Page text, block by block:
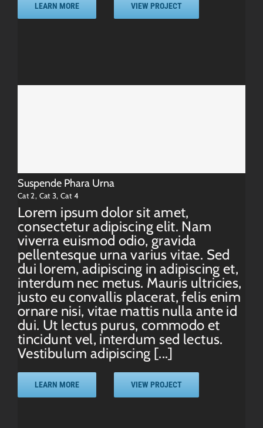
LEARN MORE VIEW PROJECT
Suspende Phara Urna
Cat 2, Cat 3,Cat 4
Lorem ipsum dolor sit amet,
consectetur adipiscing elit. Nam
viverra euismod odio, gravida
pellentesque urna varius vitae. Sed
dui lorem, adipiscing in adipiscing et,
interdum nec metus. Mauris ultricies,
justo eu convallis placerat, felis enim
ornare nisi, vitae mattis nulla ante id
dui. Ut lectus purus, commodo et
tincidunt vel, interdum sed lectus.
Vestibulum adipiscing [...]
LEARN MORE VIEW PROJECT